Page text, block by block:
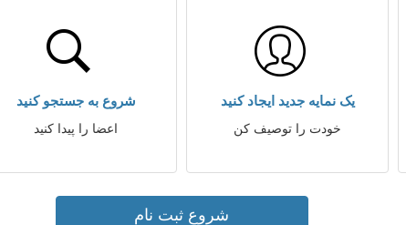
یک نمایه جدید ایجاد کنید
خودت را توصیف کن
شروع به جستجو کنید
اعضا را پیدا کنید
شروع ثبت نام